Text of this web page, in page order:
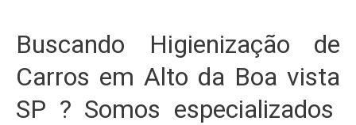
Buscando Higienização de
Carros em Alto da Boa vista
SP ? Somos especializados